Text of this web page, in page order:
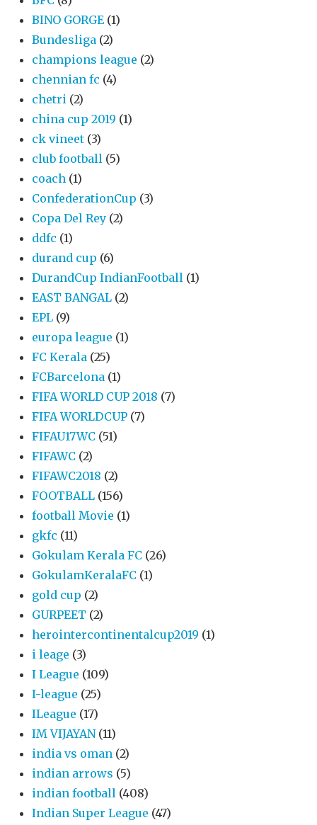
BINO GORGE (1)
Bundesliga (2)
champions league (2)
chennian fc (4)
chetri (2)
china cup 2019 (1)
ck vineet (3)
club football (5)
coach (1)
ConfederationCup (3)
Copa Del Rey (2)
ddfc (1)
durand cup (6)
DurandCup IndianFootball (1)
EAST BANGAL (2)
EPL (9)
europa league (1)
FC Kerala (25)
FCBarcelona (1)
FIFA WORLD CUP 2018 (7)
FIFA WORLDCUP (7)
FIFAU17WC (51)
FIFAWC (2)
FIFAWC2018 (2)
FOOTBALL (156)
football Movie (1)
gkfc (11)
Gokulam Kerala FC (26)
GokulamKeralaFC (1)
gold cup (2)
GURPEET (2)
herointercontinentalcup2019 (1)
i leage (3)
I League (109)
I-league (25)
ILeague (17)
IM VIJAYAN (11)
india vs oman (2)
indian arrows (5)
indian football (408)
Indian Super League (47)